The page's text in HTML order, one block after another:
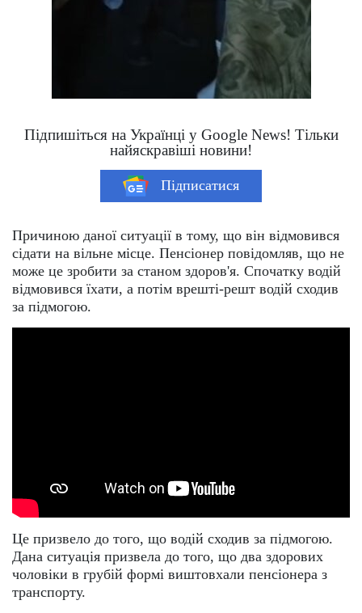
Підпишіться на Українці у Google News! Тільки
найяскравіші новини!
Підписатися
Причиною даної ситуації в тому, що він відмовився
сідати на вільне місце. Пенсіонер повідомляв, що не
може це зробити за станом здоров'я. Спочатку водій
відмовився їхати, а потім врешті-решт водій сходив
за підмогою.
Це призвело до того, що водій сходив за підмогою.
Дана ситуація призвела до того, що два здорових
чоловіки в грубій формі виштовхали пенсіонера з
транспорту.